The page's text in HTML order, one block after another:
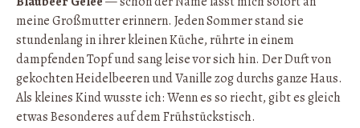
meine Großmutter erinnern. Jeden Sommer stand sie
stundenlang in ihrer kleinen Küche, rührte in einem
dampfenden Topf und sang leise vor sich hin. Der Duft von
gekochten Heidelbeeren und Vanille zog durchs ganze Haus.
Als kleines Kind wusste ich: Wenn es so riecht, gibt es gleich
etwas Besonderes auf dem Frühstückstisch.